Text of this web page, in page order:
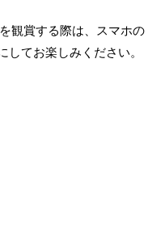
観賞する際は、スマホの
てお楽しみください。